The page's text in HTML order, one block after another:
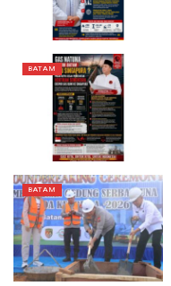
BATAM
BATAM